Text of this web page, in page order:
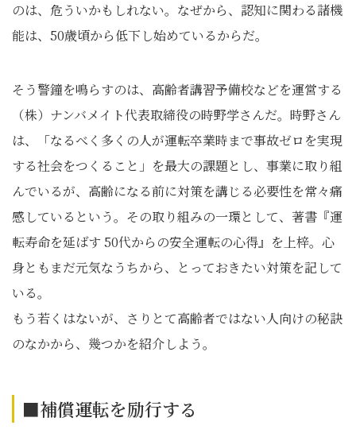
のは、危ういかもしれない。なぜから、認知に関わる諸機
能は、50歳頃から低下し始めているからだ。
そう警鐘を鳴らすのは、高齢者講習予備校などを運営する
（株）ナンバメイト代表取締役の時野学さんだ。時野さん
は、「なるべく多くの人が運転卒業時まで事故ゼロを実現
する社会をつくること」を最大の課題とし、事業に取り組
んでいるが、高齢になる前に対策を講じる必要性を常々痛
感しているという。その取り組みの一環として、著書『運
転寿命を延ばす 50代からの安全運転の心得』を上梓。心
身ともまだ元気なうちから、とっておきたい対策を記して
いる。
もう若くはないが、さりとて高齢者ではない人向けの秘訣
のなかから、幾つかを紹介しよう。
■補償運転を励行する